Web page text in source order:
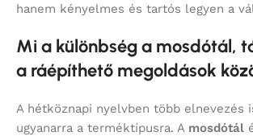
hanem kényelmes és tartós legyen a
Mi a különbség a mosdótál,
a ráépíthető megoldások
A hétköznapi nyelvben több elnevezés
ugyanarra a terméktípusra. A mosdótál